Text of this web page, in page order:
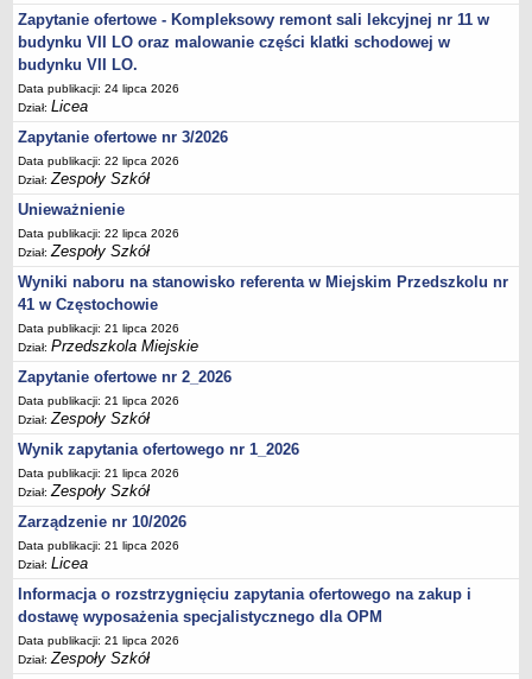
Zapytanie ofertowe - Kompleksowy remont sali lekcyjnej nr 11 w
budynku VII LO oraz malowanie części klatki schodowej w
budynku VII LO.
Data publikacji: 24 lipca 2026
Dział:Licea
Zapytanie ofertowe nr 3/2026
Data publikacji: 22 lipca 2026
Dział:Zespoły Szkół
Unieważnienie
Data publikacji: 22 lipca 2026
Dział:Zespoły Szkół
Wyniki naboru na stanowisko referenta w Miejskim Przedszkolu nr
41 w Częstochowie
Data publikacji: 21 lipca 2026
Dział:Przedszkola Miejskie
Zapytanie ofertowe nr 2_2026
Data publikacji: 21 lipca 2026
Dział:Zespoły Szkół
Wynik zapytania ofertowego nr 1_2026
Data publikacji: 21 lipca 2026
Dział:Zespoły Szkół
Zarządzenie nr 10/2026
Data publikacji: 21 lipca 2026
Dział:Licea
Informacja o rozstrzygnięciu zapytania ofertowego na zakup i
dostawę wyposażenia specjalistycznego dla OPM
Data publikacji: 21 lipca 2026
Dział:Zespoły Szkół